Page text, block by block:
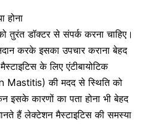
होना
तुरंत डॉक्टर से संपर्क करना चाहिए।
करके इसका उपचार कराना बेहद
के लिए एंटीबायोटिक
की मदद से स्थिति को
इसके कारणों का पता होना भी बेहद
हैंलेक्टेशन मैस्टाइटिस की समस्या